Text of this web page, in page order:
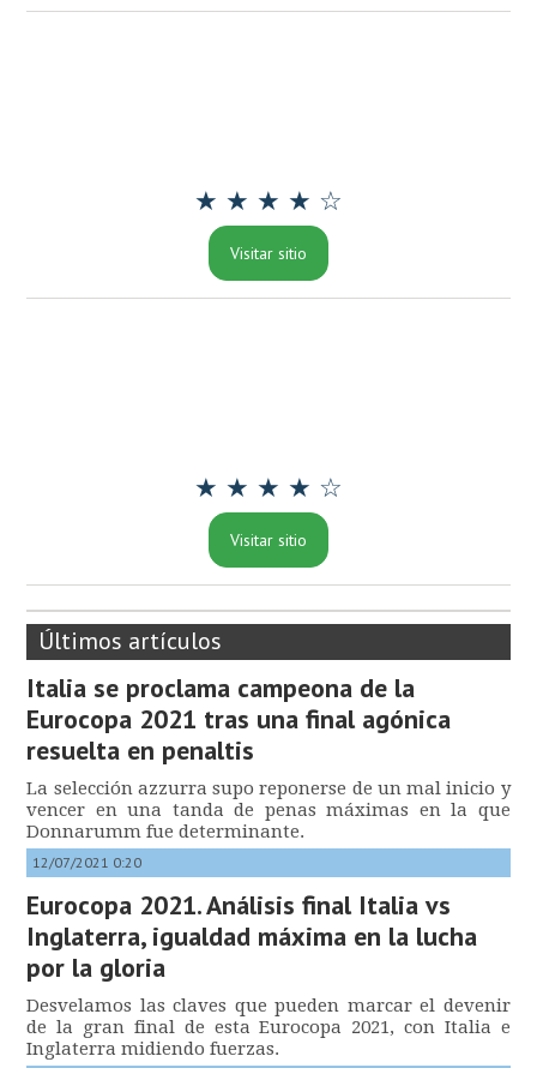
★ ★ ★ ★ ☆
Visitar sitio
★ ★ ★ ★ ☆
Visitar sitio
Últimos artículos
Italia se proclama campeona de la
Eurocopa 2021 tras una final agónica
resuelta en penaltis
La selección azzurra supo reponerse de un mal inicio y
vencer en una tanda de penas máximas en la que
Donnarumm fue determinante.
12/07/2021 0:20
Eurocopa 2021. Análisis final Italia vs
Inglaterra, igualdad máxima en la lucha
por la gloria
Desvelamos las claves que pueden marcar el devenir
de la gran final de esta Eurocopa 2021, con Italia e
Inglaterra midiendo fuerzas.